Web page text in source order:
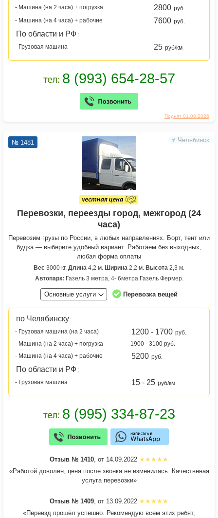
Поднят 01.08.2026
- Машина (на 2 часа) + погрузка
2800 руб.
- Машина (на 4 часа) + рабочие
7600 руб.
По области и РФ :
- Грузовая машина
25 руб/км
Челябинск
№ 1481
Перевозки, переезды город, межгород (24
часа)
Перевозим грузы по России, в любых направлениях. Борт, тент или
будка — выберите удобный вариант. Работаем без выходных,
любая форма оплаты
Вес 3000 кг. Длина 4,2 м. Ширина 2,2 м. Высота 2,3 м.
Автопарк: Газель 3 метра, 4- 6метра Газель Фермер.
Основные услуги Перевозка вещей
по Челябинску :
- Грузовая машина (на 2 часа)
1200 - 1700 руб.
- Машина (на 2 часа) + погрузка
1900 - 3100 руб.
- Машина (на 4 часа) + рабочие
5200 руб.
По области и РФ :
- Грузовая машина
15 - 25 руб/км
Отзыв № 1410, от 14.09.2022
«Работой доволен, цена после звонка не изменилась. Качественая
услуга перевозки»
Отзыв № 1409, от 13.09.2022
«Переезд прошёл успешно. Рекомендую всем этих ребят,